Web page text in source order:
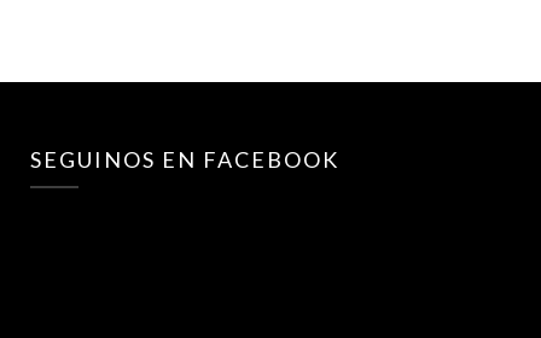
SEGUINOS EN FACEBOOK